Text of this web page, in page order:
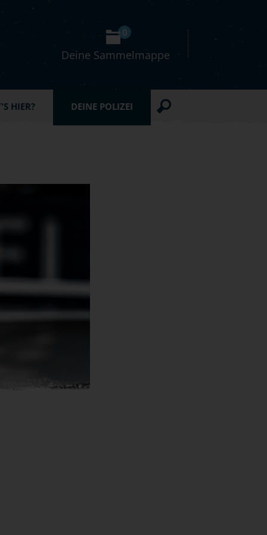
Deine Sammelmappe
0
HIER? DEINE POLIZEI